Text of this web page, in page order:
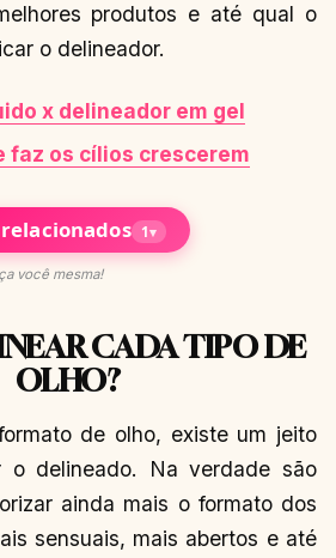
produtos e até qual o
o delineador.
x delineador em gel
faz os cílios crescerem
1▾
você mesma!
CADA TIPO DE
OLHO?
de olho, existe um jeito
delineado. Na verdade são
ainda mais o formato dos
sensuais, mais abertos e até